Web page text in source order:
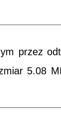
przez
5.08